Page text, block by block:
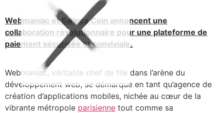
Webmaniac et Swinca Coin annoncent une
collaboration révolutionnaire pour une plateforme de
paiement sécurisée et conviviale.
Webmaniac, véritable chef de file dans l’arène du
développement web, se démarque en tant qu’agence de
création d’applications mobiles, nichée au cœur de la
vibrante métropole parisienne tout comme sa